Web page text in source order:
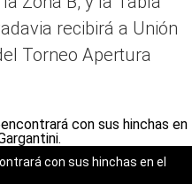
recibirá a Unión
Torneo Apertura
con sus hinchas en el